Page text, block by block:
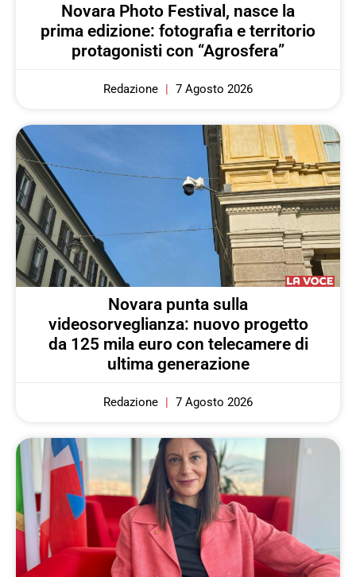
Novara Photo Festival, nasce la
prima edizione: fotografia e territorio
protagonisti con “Agrosfera”
Redazione 7 Agosto 2026
Novara punta sulla
videosorveglianza: nuovo progetto
da 125 mila euro con telecamere di
ultima generazione
Redazione 7 Agosto 2026